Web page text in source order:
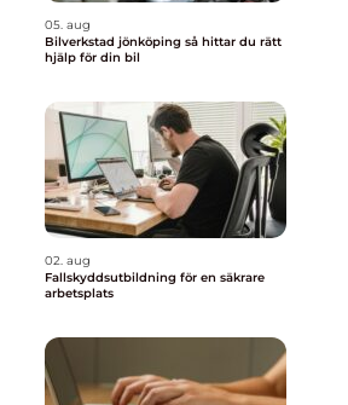
05. aug
Bilverkstad jönköping så hittar du rätt
hjälp för din bil
02. aug
Fallskyddsutbildning för en säkrare
arbetsplats